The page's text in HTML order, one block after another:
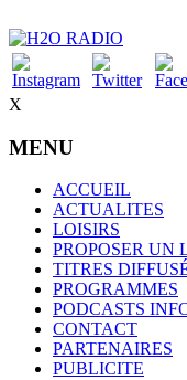
X
MENU
ACCUEIL
ACTUALITES
LOISIRS
PROPOSER UN
TITRES
PROGRAMMES
PODCASTS
CONTACT
PARTENAIRES
PUBLICITE